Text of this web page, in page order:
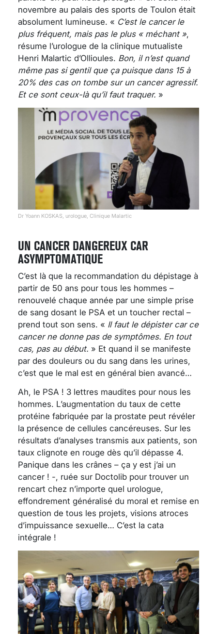
novembre au palais des sports de Toulon était
absolument lumineuse. « C’est le cancer le
plus fréquent, mais pas le plus « méchant »,
résume l’urologue de la clinique mutualiste
Henri Malartic d’Ollioules. Bon, il n’est quand
même pas si gentil que ça puisque dans 15 à
20% des cas on tombe sur un cancer agressif.
Et ce sont ceux-là qu’il faut traquer. »
Dr Yoann KOSKAS, urologue, Clinique Malartic
UN CANCER DANGEREUX CAR
ASYMPTOMATIQUE
C’est là que la recommandation du dépistage à
partir de 50 ans pour tous les hommes –
renouvelé chaque année par une simple prise
de sang dosant le PSA et un toucher rectal –
prend tout son sens. « Il faut le dépister car ce
cancer ne donne pas de symptômes. En tout
cas, pas au début. » Et quand il se manifeste
par des douleurs ou du sang dans les urines,
c’est que le mal est en général bien avancé…
Ah, le PSA ! 3 lettres maudites pour nous les
hommes. L’augmentation du taux de cette
protéine fabriquée par la prostate peut révéler
la présence de cellules cancéreuses. Sur les
résultats d’analyses transmis aux patients, son
taux clignote en rouge dès qu’il dépasse 4.
Panique dans les crânes – ça y est j’ai un
cancer ! -, ruée sur Doctolib pour trouver un
rencart chez n’importe quel urologue,
effondrement généralisé du moral et remise en
question de tous les projets, visions atroces
d’impuissance sexuelle… C’est la cata
intégrale !